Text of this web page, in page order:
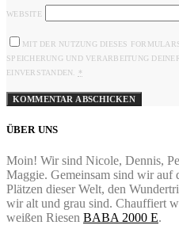
WEBSITE
MIT DER NUTZUNG DIESES
SPEICHERUNG UND VERARBEITUNG
EINVERSTANDEN.
*
ÜBER UNS
Moin! Wir sind Nicole, Dennis,
Maggie. Gemeinsam sind wir auf
Plätzen dieser Welt, den
wir alt und grau sind. Chauffiert
weißen Riesen BABA 2000 E.